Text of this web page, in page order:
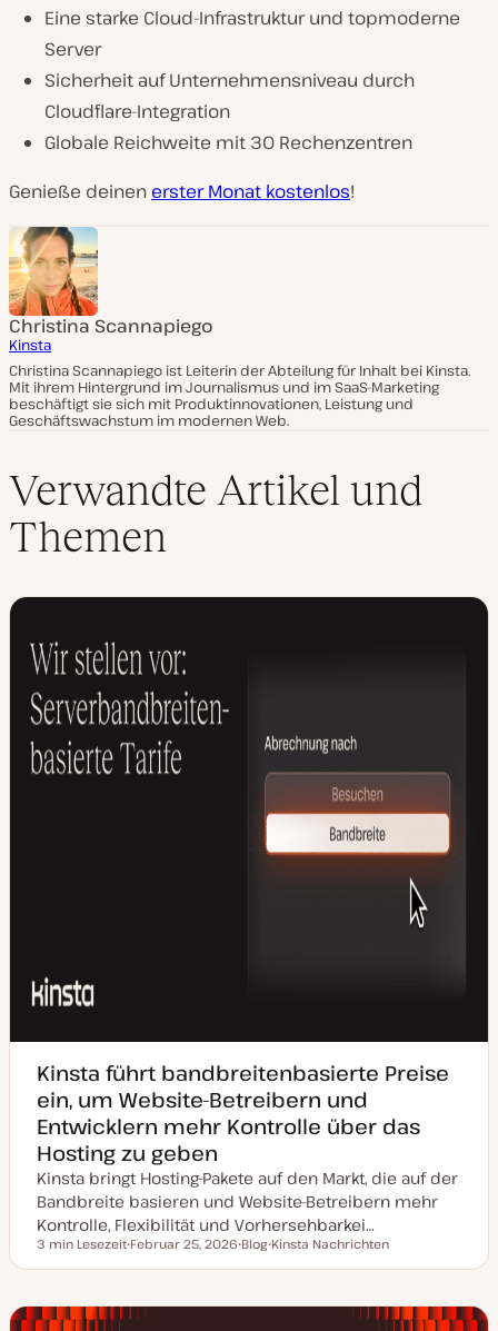
Eine starke Cloud-Infrastruktur und topmoderne
Server
Sicherheit auf Unternehmensniveau durch
Cloudflare-Integration
Globale Reichweite mit 30 Rechenzentren
Genieße deinen erster Monat kostenlos!
Christina Scannapiego
Kinsta
Christina Scannapiego ist Leiterin der Abteilung für Inhalt bei Kinsta.
Mit ihrem Hintergrund im Journalismus und im SaaS-Marketing
beschäftigt sie sich mit Produktinnovationen, Leistung und
Geschäftswachstum im modernen Web.
Verwandte Artikel und
Themen
Kinsta führt bandbreitenbasierte Preise
ein, um Website-Betreibern und
Entwicklern mehr Kontrolle über das
Hosting zu geben
Kinsta bringt Hosting-Pakete auf den Markt, die auf der
Bandbreite basieren und Website-Betreibern mehr
Kontrolle, Flexibilität und Vorhersehbarkei…
Lesezeit
3 min Lesezeit
a
m
Februar 25, 2026
o
Blog
h
Kinsta Nachrichten